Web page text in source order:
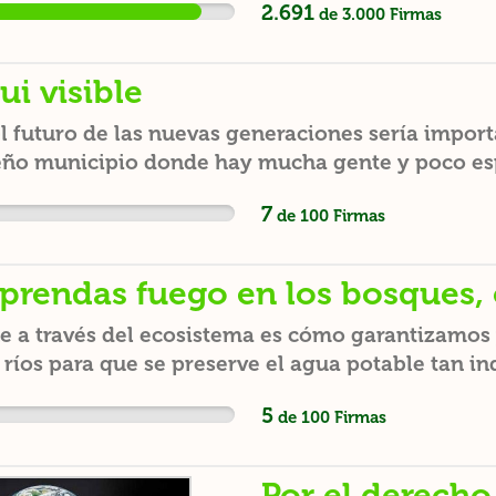
ellos pierden sus
hábitat. Por favor,
redes.
abastecen con agua
Maracaibo en
posee una alta
2.691de 3.000Firmas
visible
futuro de las nuevas generaciones sería
municipio donde hay mucha gente y poco
7de 100Firmas
fuego en los
a través del ecosistema es cómo
para que se preserve el agua potable tan
5de 100Firmas